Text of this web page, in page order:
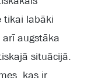
tikai labāki
augstāka
situācijā.
kas ir